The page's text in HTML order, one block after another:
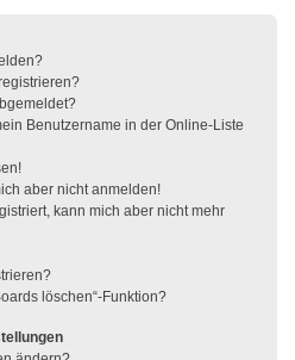
Benutzername in der Online-Liste
aber nicht anmelden!
kann mich aber nicht mehr
löschen“-Funktion?